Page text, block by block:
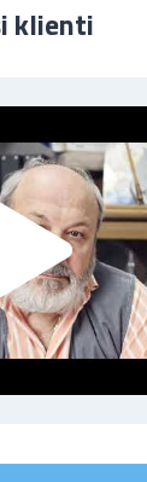
klienti